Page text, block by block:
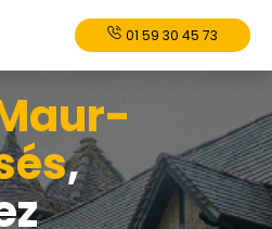
01 59 30 45 73
,